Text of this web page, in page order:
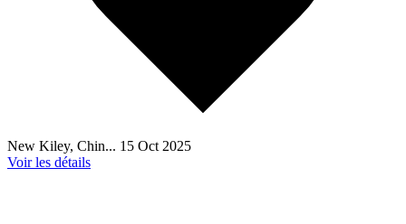
New Kiley, Chin... 15 Oct 2025
Voir les détails